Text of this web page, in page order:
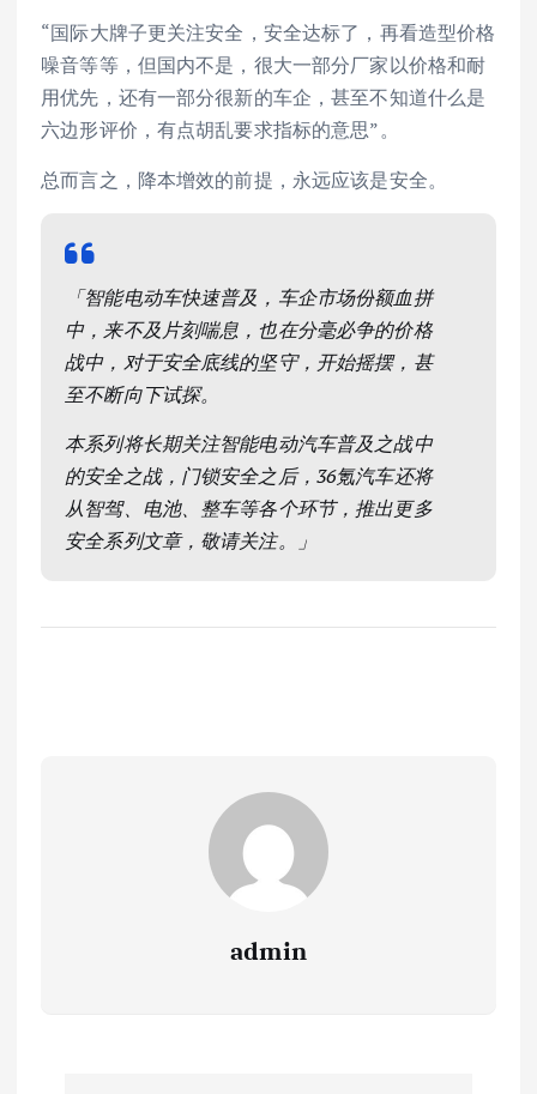
“国际大牌子更关注安全，安全达标了，再看造型价格
噪音等等，但国内不是，很大一部分厂家以价格和耐
用优先，还有一部分很新的车企，甚至不知道什么是
六边形评价，有点胡乱要求指标的意思”。
总而言之，降本增效的前提，永远应该是安全。
「智能电动车快速普及，车企市场份额血拼
中，来不及片刻喘息，也在分毫必争的价格
战中，对于安全底线的坚守，开始摇摆，甚
至不断向下试探。
本系列将长期关注智能电动汽车普及之战中
的安全之战，门锁安全之后，36氪汽车还将
从智驾、电池、整车等各个环节，推出更多
安全系列文章，敬请关注。」
admin